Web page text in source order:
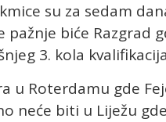
su za sedam
pažnje biće Razgrad
3. kola
u Roterdamu gde
neće biti u Liježu